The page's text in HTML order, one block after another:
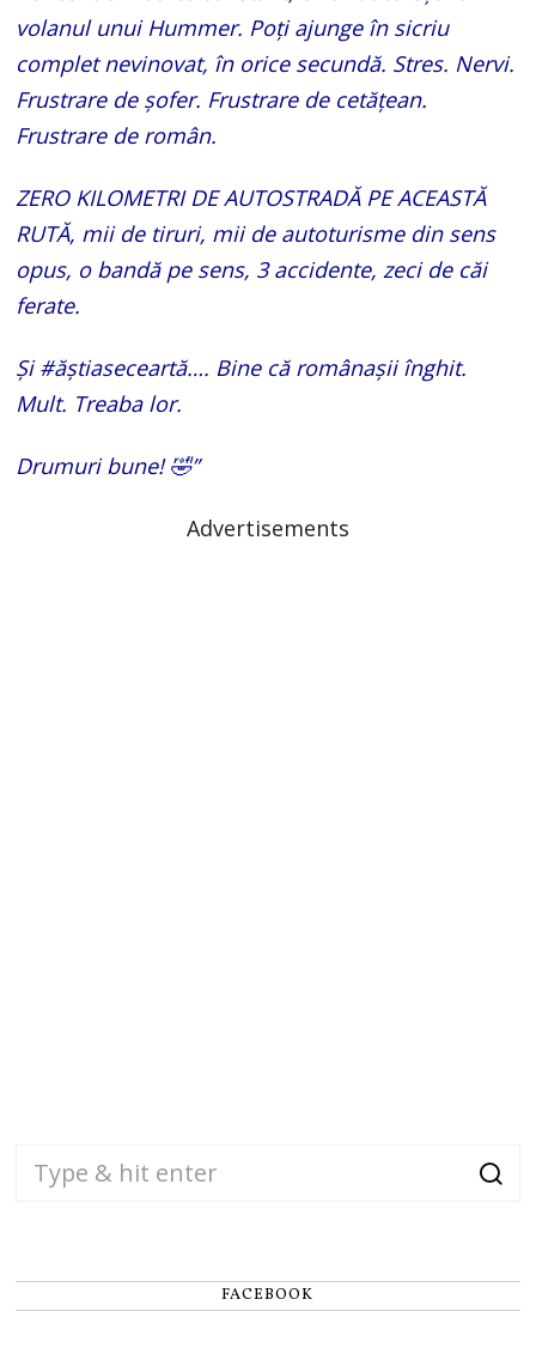
volanul unui Hummer. Poți ajunge în sicriu
complet nevinovat, în orice secundă. Stres. Nervi.
Frustrare de șofer. Frustrare de cetățean.
Frustrare de român.
ZERO KILOMETRI DE AUTOSTRADĂ PE ACEASTĂ
RUTĂ, mii de tiruri, mii de autoturisme din sens
opus, o bandă pe sens, 3 accidente, zeci de căi
ferate.
Și #ăștiaseceartă…. Bine că românașii înghit.
Mult. Treaba lor.
Drumuri bune! 🤣”
Advertisements
FACEBOOK